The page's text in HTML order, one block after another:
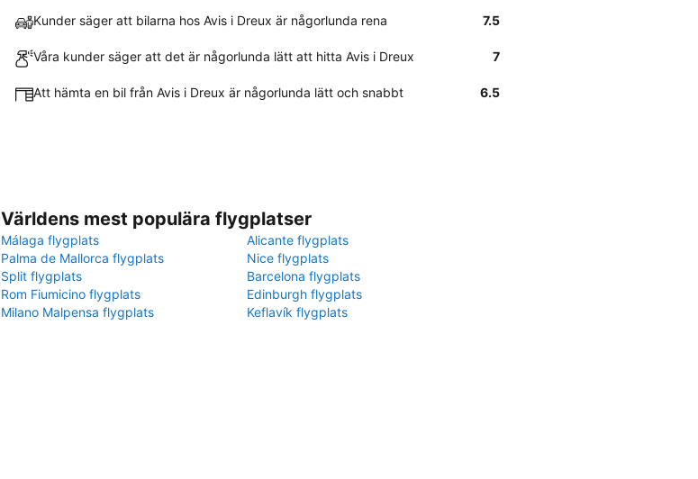
Kunder säger att bilarna hos Avis i Dreux är någorlunda rena 7.5
Våra kunder säger att det är någorlunda lätt att hitta Avis i Dreux 7
Att hämta en bil från Avis i Dreux är någorlunda lätt och snabbt 6.5
Världens mest populära flygplatser
Málaga flygplats
Alicante flygplats
Palma de Mallorca flygplats
Nice flygplats
Split flygplats
Barcelona flygplats
Rom Fiumicino flygplats
Edinburgh flygplats
Milano Malpensa flygplats
Keflavík flygplats